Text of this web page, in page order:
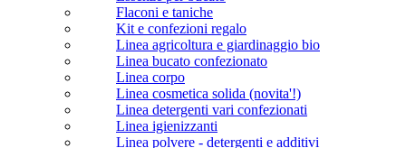
Flaconi e taniche
Kit e confezioni regalo
Linea agricoltura e giardinaggio bio
Linea bucato confezionato
Linea corpo
Linea cosmetica solida (novita'!)
Linea detergenti vari confezionati
Linea igienizzanti
Linea polvere - detergenti e additivi